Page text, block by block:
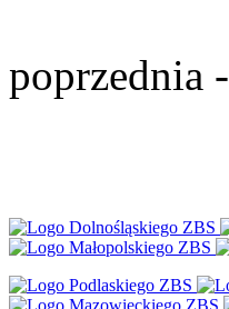
poprzednia -